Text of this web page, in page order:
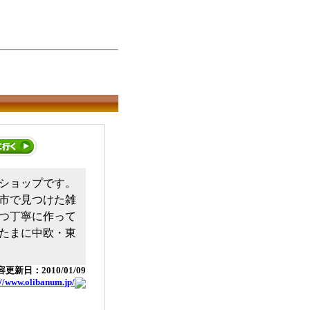
ョップです。
で見つけた雑
丁寧に作って
まに中欧・東
更新日：2010/01/09
www.olibanum.jp/